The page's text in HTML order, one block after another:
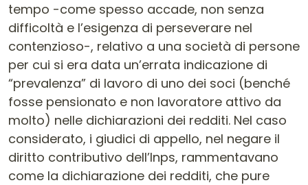
tempo -come spesso accade, non senza
difficoltà e l’esigenza di perseverare nel
contenzioso-, relativo a una società di persone
per cui si era data un’errata indicazione di
“prevalenza” di lavoro di uno dei soci (benché
fosse pensionato e non lavoratore attivo da
molto) nelle dichiarazioni dei redditi. Nel caso
considerato, i giudici di appello, nel negare il
diritto contributivo dell’Inps, rammentavano
come la dichiarazione dei redditi, che pure